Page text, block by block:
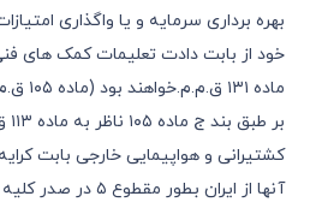
بهره برداری سرمایه و یا واگذاری
خود از بابت دادت تعلیمات کمک های
ماده ١٣١ ق.م.م.خواهند بود (ماده ١٠٥ ق.م.م)
کشتیرانی و هواپیمایی خارجی بابت
آنها از ایران بطور